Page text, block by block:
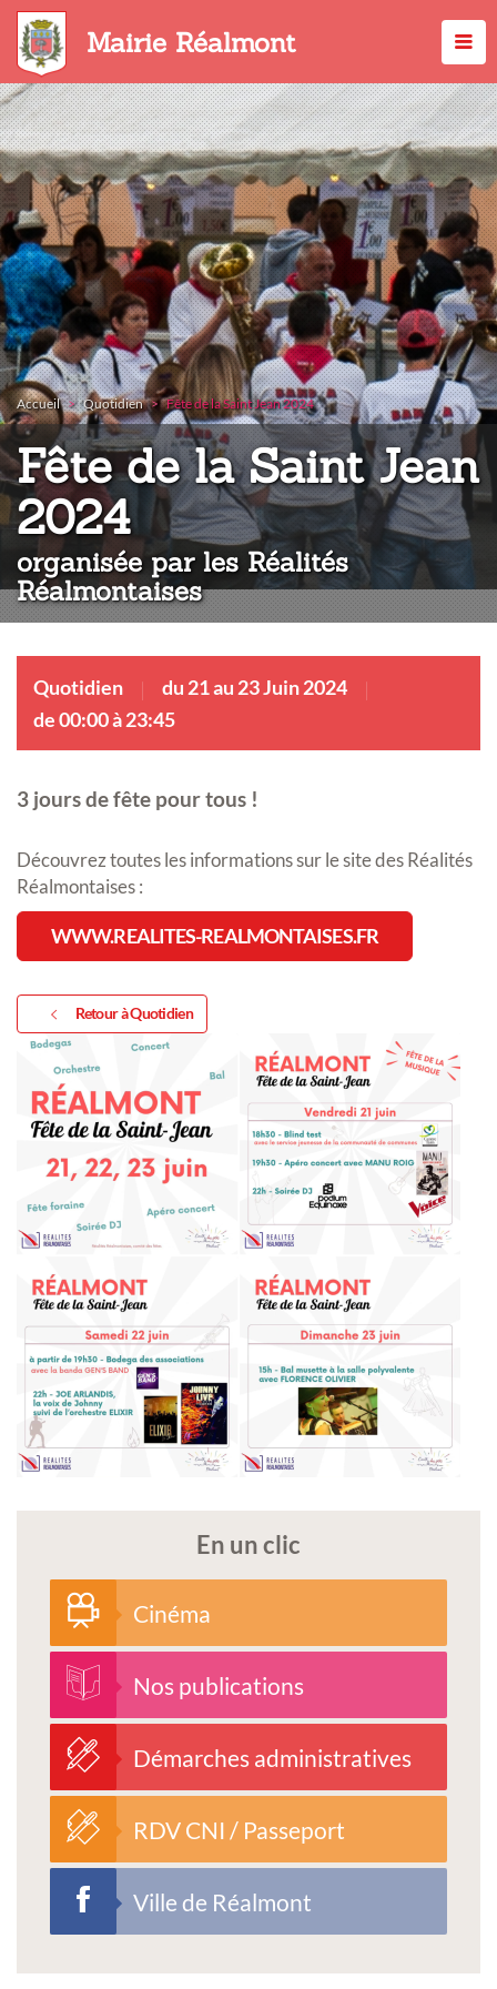
Aller
contenu
principal
Mairie Réalmont
Accueil Quotidien Fête de la Saint Jean 2024
Fête de la Saint Jean
2024:
organisée par les Réalités
Réalmontaises
Quotidien
du 21 au 23 Juin 2024
de 00:00 à 23:45
3 jours de fête pour tous !
Découvrez toutes les informations sur le site des Réalités
Réalmontaises :
WWW.REALITES-REALMONTAISES.FR
Retour à Quotidien
En un clic
Cinéma
Nos publications
Démarches administratives
RDV CNI / Passeport
Ville de Réalmont